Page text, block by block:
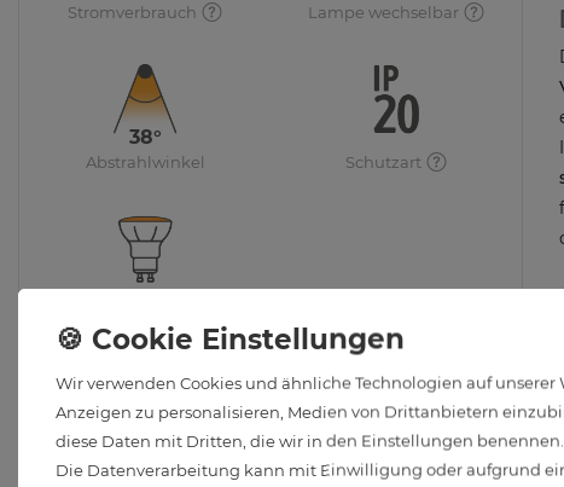
Stromverbrauch Lampe wechselbar
38°
Abstrahlwinkel Schutzart
Wir verwenden Cookies und ähnliche Technologien auf
Anzeigen zu personalisieren, Medien von Drittanbietern
diese Daten mit Dritten, die wir in den Einstellungen benennen.
Die Datenverarbeitung kann mit Einwilligung oder aufgrund